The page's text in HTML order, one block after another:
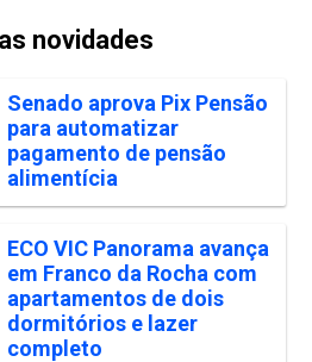
novidades
Senado aprova Pix Pensão
para automatizar
pagamento de pensão
alimentícia
ECO VIC Panorama avança
em Franco da Rocha com
apartamentos de dois
dormitórios e lazer
completo